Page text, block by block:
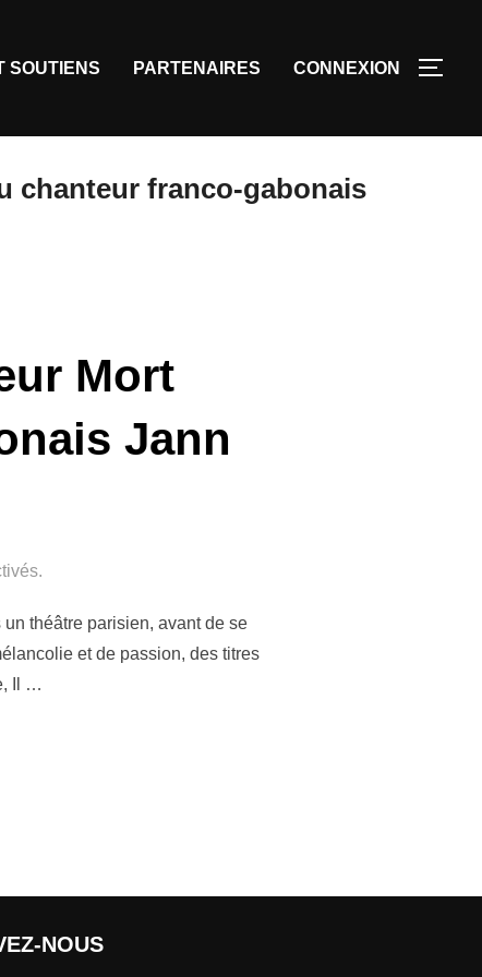
SOUTIENS PARTENAIRES CONNEXION
chanteur franco-gabonais
Mort
Jann
théâtre parisien, avant de se
et de passion, des titres
Il …
NOUS